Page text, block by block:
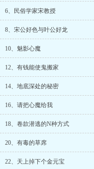
6、民俗学家宋教授
8、宋公好色与叶公好龙
10、魅影心魔
12、有钱能使鬼搬家
14、地底深处的秘密
16、请把心魔给我
18、卷款潜逃的N种方式
20、有毒的草席
22、天上掉下个金元宝